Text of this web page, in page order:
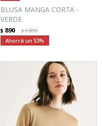
BLUSA MANGA CORTA -
VERDE
$ 890 $1.899
53